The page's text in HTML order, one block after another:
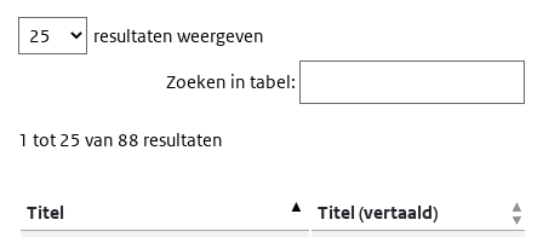
tabel
resultaten weergeven
Zoeken in tabel:
1 tot 25 van 88 resultaten
Kolomkoppen met knoppen zijn sorteerbaar.
Titel Titel (vertaald)